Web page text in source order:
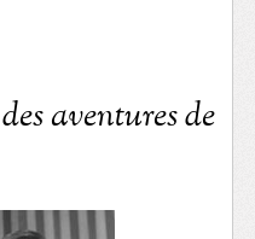
aventures de